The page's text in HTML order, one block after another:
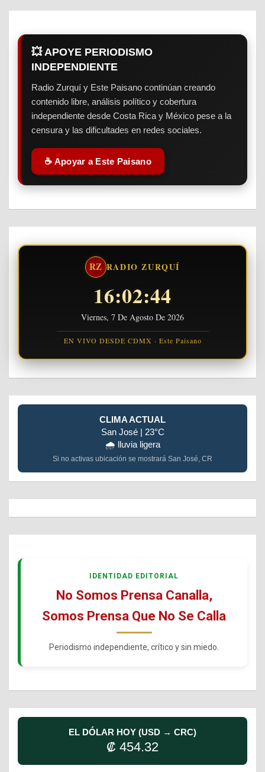
💥 APOYE PERIODISMO
INDEPENDIENTE
Radio Zurquí y Este Paisano continúan creando
contenido libre, análisis político y cobertura
independiente desde Costa Rica y México pese a la
censura y las dificultades en redes sociales.
☕ Apoyar a Este Paisano
RZ RADIO ZURQUÍ
16:02:44
Viernes, 7 De Agosto De 2026
EN VIVO DESDE CDMX · Este Paisano
CLIMA ACTUAL
San José | 23°C
🌧️ lluvia ligera
Si no activas ubicación se mostrará San José, CR
IDENTIDAD EDITORIAL
No Somos Prensa Canalla,
Somos Prensa Que No Se Calla
Periodismo independiente, crítico y sin miedo.
EL DÓLAR HOY (USD → CRC)
₡ 454.32